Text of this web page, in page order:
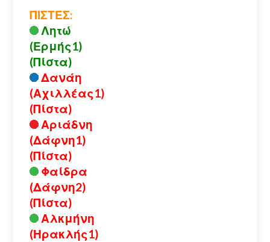
ΠΙΣΤΕΣ:
Λητώ
(Ερμής1)
(Πίστα)
Δανάη
(Αχιλλέας1)
(Πίστα)
Αριάδνη
(Δάφνη1)
(Πίστα)
Φαίδρα
(Δάφνη2)
(Πίστα)
Αλκμήνη
(Ηρακλής1)